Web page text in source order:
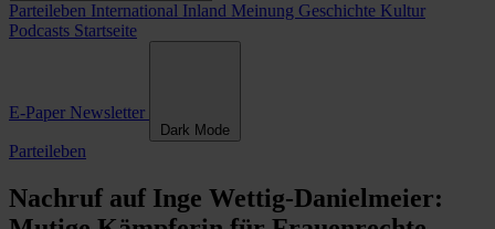
Parteileben International Inland Meinung Geschichte Kultur
Podcasts Startseite
E-Paper Newsletter
Dark Mode
Parteileben
Nachruf auf Inge Wettig-Danielmeier: